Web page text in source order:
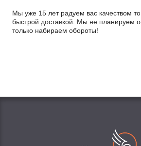
Мы уже 15 лет радуем вас качеством
быстрой доставкой. Мы не планируем
только набираем обороты!